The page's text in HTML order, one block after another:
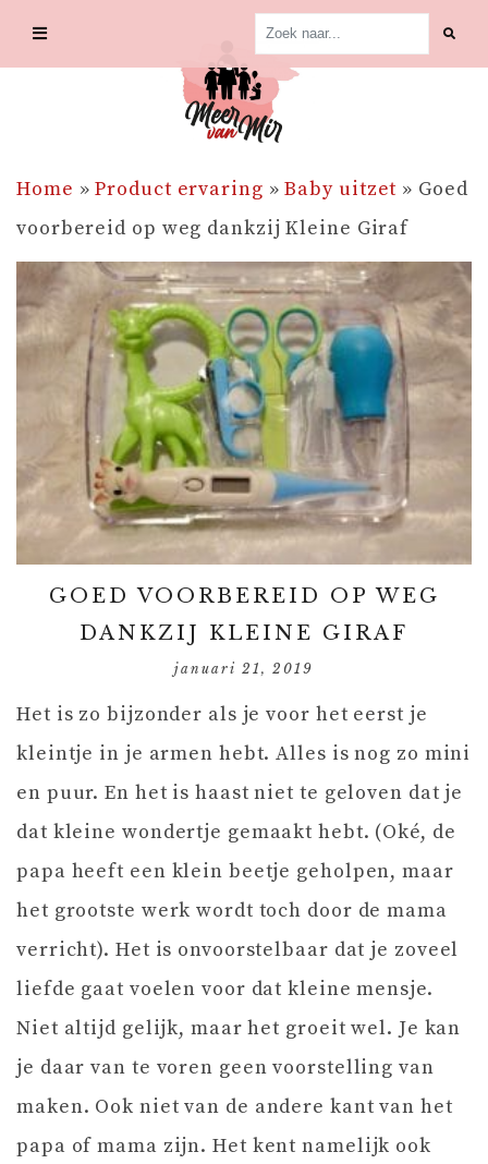
Home »Product ervaring »Baby uitzet » Goed
voorbereid op weg dankzij Kleine Giraf
GOED VOORBEREID OP WEG
DANKZIJ KLEINE GIRAF
januari 21, 2019
Het is zo bijzonder als je voor het eerst je
kleintje in je armen hebt. Alles is nog zo mini
en puur. En het is haast niet te geloven dat je
dat kleine wondertje gemaakt hebt. (Oké, de
papa heeft een klein beetje geholpen, maar
het grootste werk wordt toch door de mama
verricht). Het is onvoorstelbaar dat je zoveel
liefde gaat voelen voor dat kleine mensje.
Niet altijd gelijk, maar het groeit wel. Je kan
je daar van te voren geen voorstelling van
maken. Ook niet van de andere kant van het
papa of mama zijn. Het kent namelijk ook